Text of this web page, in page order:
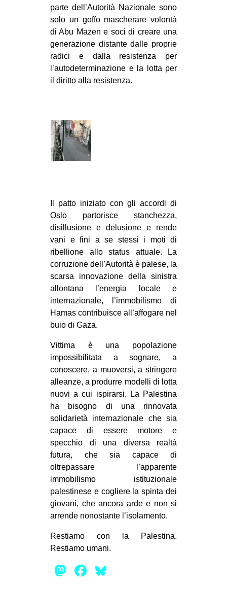
parte dell’Autorità Nazionale sono
solo un goffo mascherare volontà
di Abu Mazen e soci di creare una
generazione distante dalle proprie
radici e dalla resistenza per
l’autodeterminazione e la lotta per
il diritto alla resistenza.
Il patto iniziato con gli accordi di
Oslo partorisce stanchezza,
disillusione e delusione e rende
vani e fini a se stessi i moti di
ribellione allo status attuale. La
corruzione dell’Autorità è palese, la
scarsa innovazione della sinistra
allontana l’energia locale e
internazionale, l’immobilismo di
Hamas contribuisce all’affogare nel
buio di Gaza.
Vittima è una popolazione
impossibilitata a sognare, a
conoscere, a muoversi, a stringere
alleanze, a produrre modelli di lotta
nuovi a cui ispirarsi. La Palestina
ha bisogno di una rinnovata
solidarietà internazionale che sia
capace di essere motore e
specchio di una diversa realtà
futura, che sia capace di
oltrepassare l’apparente
immobilismo istituzionale
palestinese e cogliere la spinta dei
giovani, che ancora arde e non si
arrende nonostante l’isolamento.
Restiamo con la Palestina.
Restiamo umani.
Mastodon
Facebook